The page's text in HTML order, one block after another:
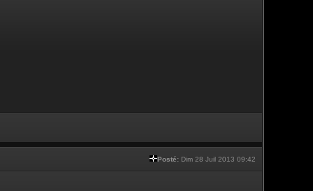
Posté: Dim 28 Juil 2013 09:42